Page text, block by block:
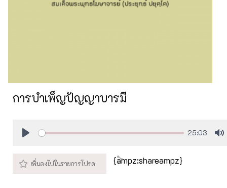
การบำเพ็ญปัญญาบารมี
25:03
{ampz:shareampz}